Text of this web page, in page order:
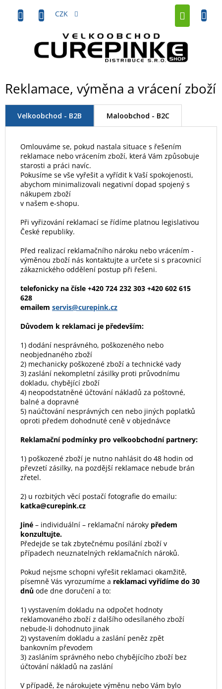
obsah
CZK
Reklamace, výměna a vrácení zboží
Velkoobchod - B2B Maloobchod - B2C
Omlouváme se, pokud nastala situace s řešením
reklamace nebo vrácením zboží, která Vám způsobuje
starosti a práci navíc.
Pokusíme se vše vyřešit a vyřídit k Vaší spokojenosti,
abychom minimalizovali negativní dopad spojený s
nákupem zboží
v našem e-shopu.
Při vyřizování reklamací se řídíme platnou legislativou
České republiky.
Před realizací reklamačního nároku nebo vrácením -
výměnou zboží nás kontaktujte a určete si s pracovnicí
zákaznického oddělení postup při řešeni.
telefonicky na čísle +420 724 232 303 +420 602 615
628
emailem servis@curepink.cz
Důvodem k reklamaci je především:
1) dodání nesprávného, poškozeného nebo
neobjednaného zboží
2) mechanicky poškozené zboží a technické vady
3) zaslání nekompletní zásilky proti průvodnímu
dokladu, chybějící zboží
4) neopodstatněné účtování nákladů za poštovné,
balné a dopravné
5) naúčtování nesprávných cen nebo jiných poplatků
oproti předem dohodnuté ceně v objednávce
Reklamační podmínky pro velkoobchodní partnery:
1) poškozené zboží je nutno nahlásit do 48 hodin od
převzetí zásilky, na pozdější reklamace nebude brán
zřetel.
2) u rozbitých věcí postačí fotografie do emailu:
katka@curepink.cz
Jiné – individuální – reklamační nároky předem
konzultujte.
Předejde se tak zbytečnému posílání zboží v
případech neuznatelných reklamačních nároků.
Pokud nejsme schopni vyřešit reklamaci okamžitě,
písemně Vás vyrozumíme a reklamaci vyřídíme do 30
dnů ode dne doručení a to:
1) vystavením dokladu na odpočet hodnoty
reklamovaného zboží z dalšího odesílaného zboží
nebude-li dohodnuto jinak
2) vystavením dokladu a zaslání peněz zpět
bankovním převodem
3) zasláním správného nebo chybějícího zboží bez
účtování nákladů na zaslání
V případě, že nárokujete výměnu nebo Vám bylo